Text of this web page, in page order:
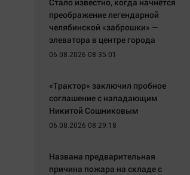
преображение легендарной
челябинской «заброшки» —
элеватора в центре города
06.08.2026 08:35:01
«Трактор» заключил пробное
соглашение с нападающим
Никитой Сошниковым
06.08.2026 08:29:18
Названа предварительная
причина пожара на складе с